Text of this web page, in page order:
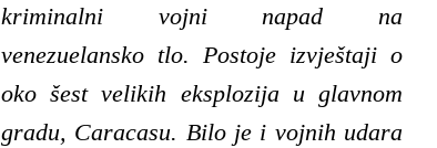
kriminalni vojni napad na
venezuelansko tlo. Postoje izvještaji o
oko šest velikih eksplozija u glavnom
gradu, Caracasu. Bilo je i vojnih udara